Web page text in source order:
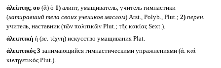
ἀλείπτης, ου(ᾰ) ὁ 1)алипт, умащиватель, учитель гимнастики
(натиравший тела своих учеников маслом) Arst., Polyb., Plut.; 2) перен.
учитель, наставник (τῶν πολιτικῶν Plut.; τῆς κακίας Sext.).
ἀλειπτική ἡ (sc. τἐχνη) искусство умащивания Plat.
ἀλειπτικός 3 занимающийся гимнастическими упражнениями (ἀ. καὶ
κυνηγετικός Plut.).